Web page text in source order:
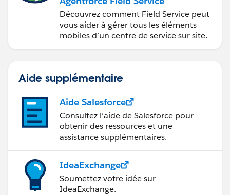
Découvrez comment Field Service peut
vous aider à gérer tous les éléments
mobiles d’un centre de service sur site.
Aide supplémentaire
Aide Salesforce
Consultez l’aide de Salesforce pour
obtenir des ressources et une
assistance supplémentaires.
IdeaExchange
Soumettez votre idée sur
IdeaExchange.